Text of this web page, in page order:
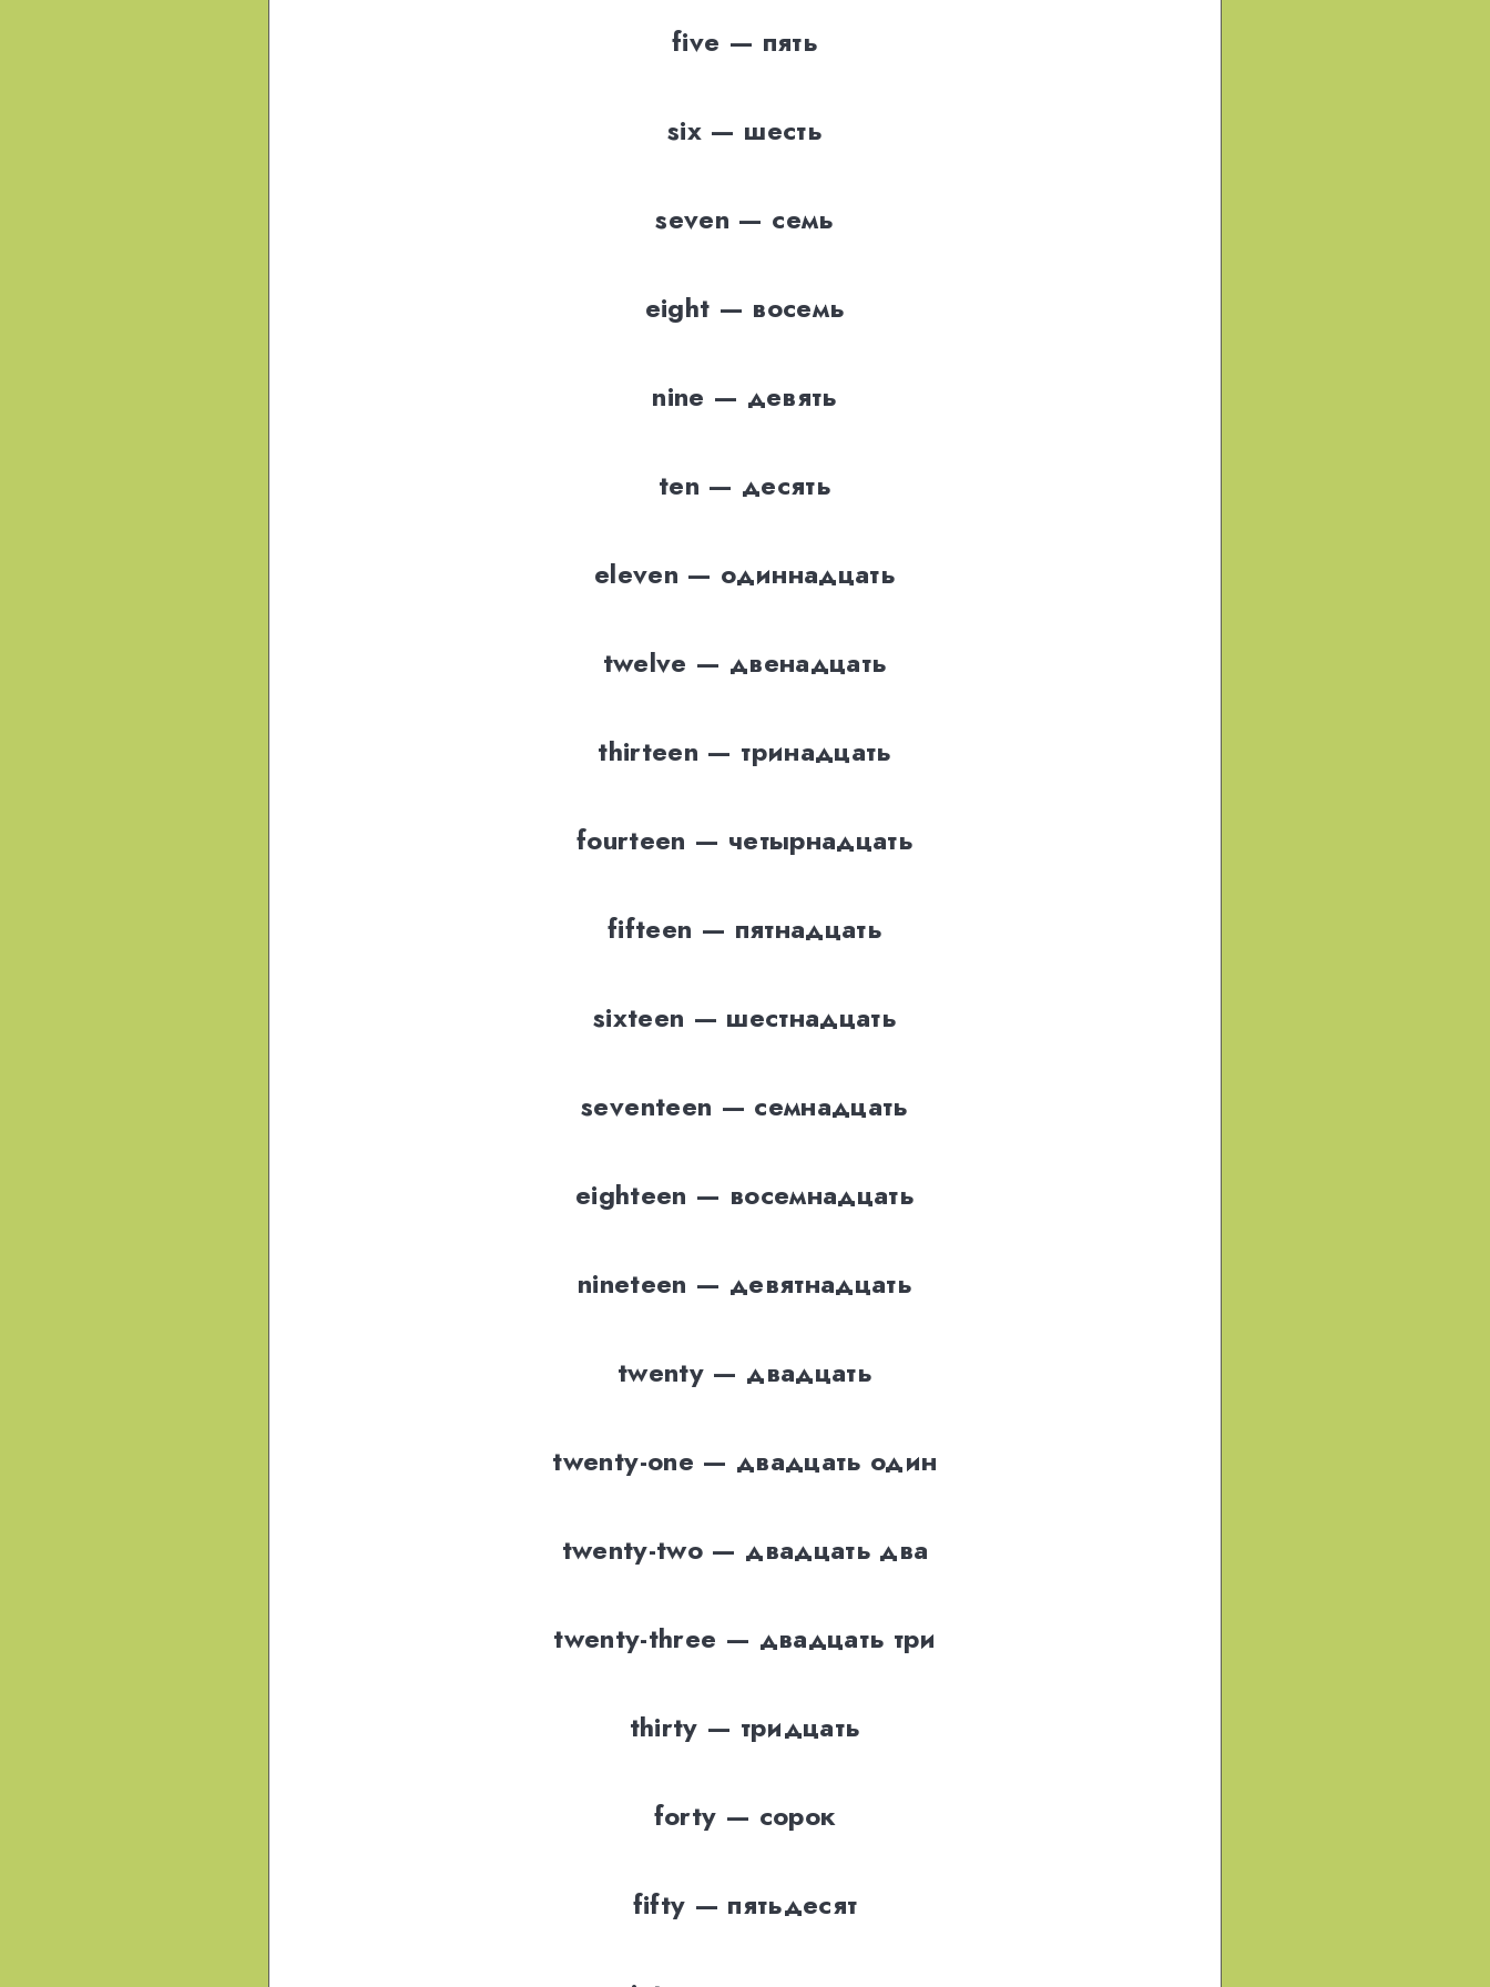
five — пять
six — шесть
seven — семь
eight — восемь
nine — девять
ten — десять
eleven — одиннадцать
twelve — двенадцать
thirteen — тринадцать
fourteen — четырнадцать
fifteen — пятнадцать
sixteen — шестнадцать
seventeen — семнадцать
eighteen — восемнадцать
nineteen — девятнадцать
twenty — двадцать
twenty-one — двадцать один
twenty-two — двадцать два
twenty-three — двадцать три
thirty — тридцать
forty — сорок
fifty — пятьдесят